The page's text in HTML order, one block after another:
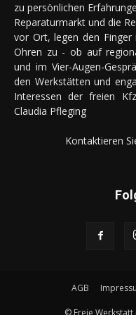
zu persönlichen
Reparaturmarkt und die
vor Ort, legen den
Ohren zu - ob auf
und im Vier-Augen-
den Werkstätten und
Interessen der freien
Claudia Pfleging
Kontaktieren
AGB
© Freie Werkstatt